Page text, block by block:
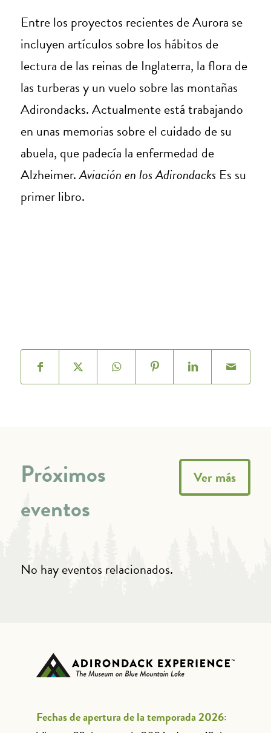
Entre los proyectos recientes de Aurora se
incluyen artículos sobre los hábitos de
lectura de las reinas de Inglaterra, la flora de
las turberas y un vuelo sobre las montañas
Adirondacks. Actualmente está trabajando
en unas memorias sobre el cuidado de su
abuela, que padecía la enfermedad de
Alzheimer.Aviación en los AdirondacksEs su
primer libro.
No hay eventos relacionados.
Próximos
eventos
Ver más
Fechas de apertura de la temporada 2026: